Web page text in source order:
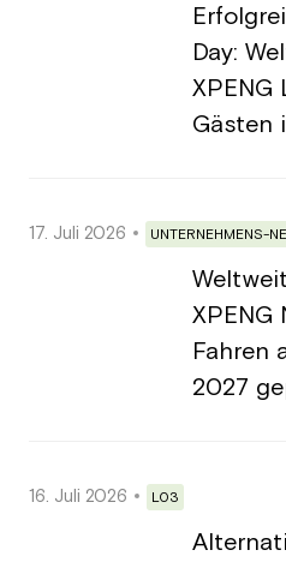
Day:
Gästen
17. Juli 2026 UNTERNEHMENS-
XPENG
Fahren
2027
16. Juli 2026 L03